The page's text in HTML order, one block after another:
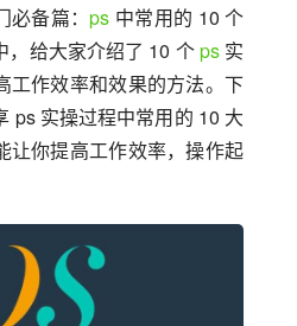
必备篇：ps 中常用的 10 个
，给大家介绍了 10 个 ps 实
工作效率和效果的方法。下
ps 实操过程中常用的 10 大
让你提高工作效率，操作起